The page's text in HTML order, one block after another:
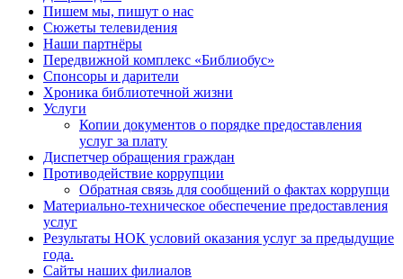
Пишем мы, пишут о нас
Сюжеты телевидения
Наши партнёры
Передвижной комплекс «Библиобус»
Спонсоры и дарители
Хроника библиотечной жизни
Услуги
Копии документов о порядке предоставления
услуг за плату
Диспетчер обращения граждан
Противодействие коррупции
Обратная связь для сообщений о фактах коррупци
Материально-техническое обеспечение предоставления
услуг
Результаты НОК условий оказания услуг за предыдущие
года.
Сайты наших филиалов